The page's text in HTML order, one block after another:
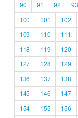
90
91 92 93
100
101 102
109
110 111
118
119 120
127
128 129
136
137 138
145
146 147
154
155 156